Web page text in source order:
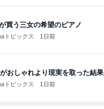
買う三女の希望のピアノ
トピックス 1日前
おしゃれより現実を取った結果
トピックス 1日前